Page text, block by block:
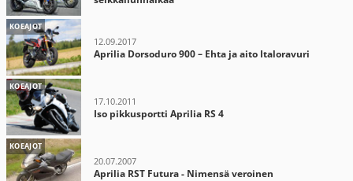
KOEAJOT
12.09.2017
Aprilia Dorsoduro 900 – Ehta ja aito Italoravuri
KOEAJOT
17.10.2011
Iso pikkusportti Aprilia RS 4
KOEAJOT
20.07.2007
Aprilia RST Futura - Nimensä veroinen